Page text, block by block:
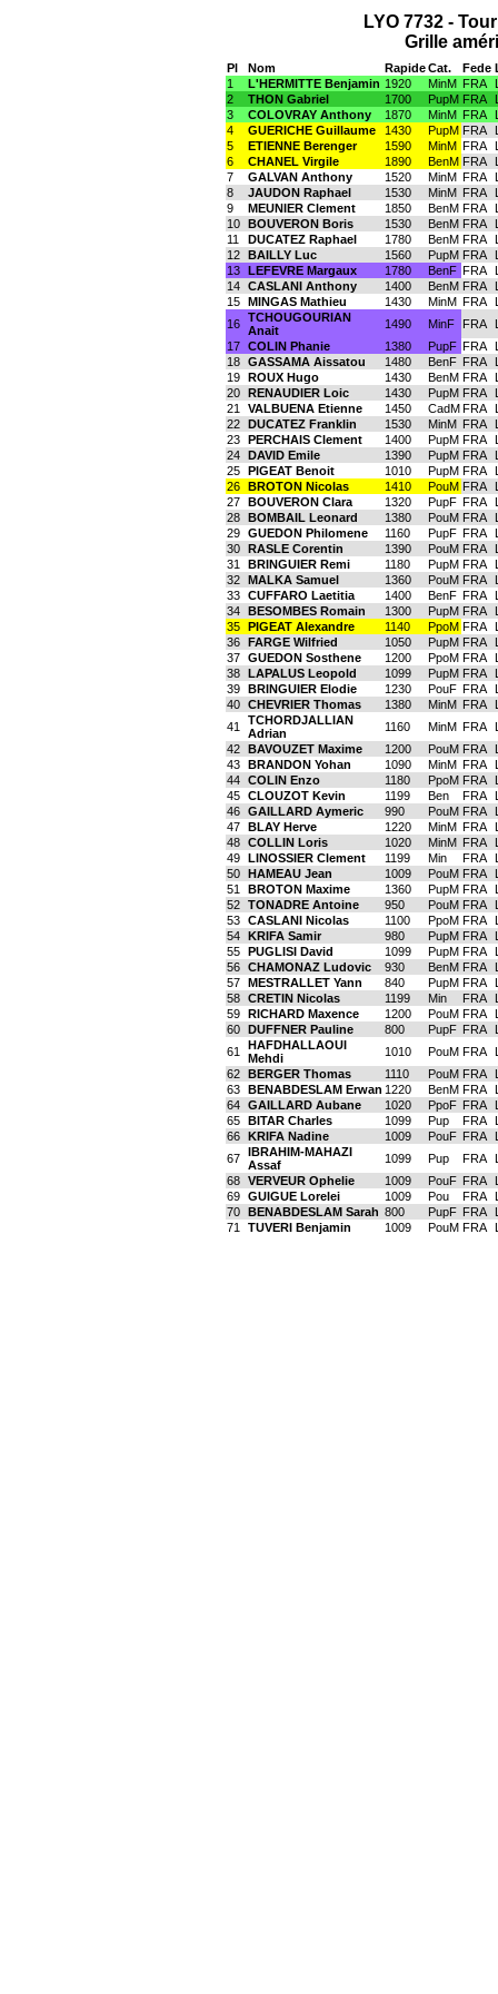
LYO 7732 -
Grille
Pl Nom RapideCat. Fede
1
L'HERMITTE Benjamin 1920 MinM FRA
2
THON Gabriel 1700 PupM FRA
3
COLOVRAY Anthony 1870 MinM FRA
4
GUERICHE Guillaume 1430 PupM FRA
5
ETIENNE Berenger 1590 MinM FRA
6
CHANEL Virgile 1890 BenM FRA
7
GALVAN Anthony 1520 MinM FRA
8
JAUDON Raphael 1530 MinM FRA
9
MEUNIER Clement 1850 BenM FRA
10 BOUVERON Boris 1530 BenM FRA
11
DUCATEZ Raphael 1780 BenM FRA
12 BAILLY Luc 1560 PupM FRA
13 LEFEVRE Margaux 1780 BenF FRA
14 CASLANI Anthony 1400 BenM FRA
15 MINGAS Mathieu 1430 MinM FRA
16 TCHOUGOURIAN
Anait
1490 MinF FRA
17 COLIN Phanie 1380 PupF FRA
18 GASSAMA Aissatou 1480 BenF FRA
19 ROUX Hugo 1430 BenM FRA
20 RENAUDIER Loic 1430 PupM FRA
21
VALBUENA Etienne 1450 CadMFRA
22 DUCATEZ Franklin 1530 MinM FRA
23 PERCHAIS Clement 1400 PupM FRA
24 DAVID Emile 1390 PupM FRA
25 PIGEAT Benoit 1010 PupM FRA
26 BROTON Nicolas 1410 PouM FRA
27 BOUVERON Clara 1320 PupF FRA
28 BOMBAIL Leonard 1380 PouM FRA
29 GUEDON Philomene 1160 PupF FRA
30 RASLE Corentin 1390 PouM FRA
31
BRINGUIER Remi 1180 PupM FRA
32 MALKA Samuel 1360 PouM FRA
33 CUFFARO Laetitia 1400 BenF FRA
34 BESOMBES Romain 1300 PupM FRA
35 PIGEAT Alexandre 1140 PpoM FRA
36 FARGE Wilfried 1050 PupM FRA
37 GUEDON Sosthene 1200 PpoM FRA
38 LAPALUS Leopold 1099 PupM FRA
39 BRINGUIER Elodie 1230 PouF FRA
40 CHEVRIER Thomas 1380 MinM FRA
41
TCHORDJALLIAN
Adrian
1160 MinM FRA
42 BAVOUZET Maxime 1200 PouM FRA
43 BRANDON Yohan 1090 MinM FRA
44 COLIN Enzo 1180 PpoM FRA
45 CLOUZOT Kevin 1199 Ben FRA
46 GAILLARD Aymeric 990 PouM FRA
47 BLAY Herve 1220 MinM FRA
48 COLLIN Loris 1020 MinM FRA
49 LINOSSIER Clement 1199 Min FRA
50 HAMEAU Jean 1009 PouM FRA
51
BROTON Maxime 1360 PupM FRA
52 TONADRE Antoine 950 PouM FRA
53 CASLANI Nicolas 1100 PpoM FRA
54 KRIFA Samir 980 PupM FRA
55 PUGLISI David 1099 PupM FRA
56 CHAMONAZ Ludovic 930 BenM FRA
57 MESTRALLET Yann 840 PupM FRA
58 CRETIN Nicolas 1199 Min FRA
59 RICHARD Maxence 1200 PouM FRA
60 DUFFNER Pauline 800 PupF FRA
61
HAFDHALLAOUI
Mehdi
1010 PouM FRA
62 BERGER Thomas 1110 PouM FRA
63 BENABDESLAM Erwan 1220 BenM FRA
64 GAILLARD Aubane 1020 PpoF FRA
65 BITAR Charles 1099 Pup FRA
66 KRIFA Nadine 1009 PouF FRA
67 IBRAHIM-MAHAZI
Assaf
1099 Pup FRA
68 VERVEUR Ophelie 1009 PouF FRA
69 GUIGUE Lorelei 1009 Pou FRA
70 BENABDESLAM Sarah 800 PupF FRA
71
TUVERI Benjamin 1009 PouM FRA